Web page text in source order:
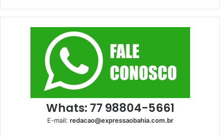
Whats: 77 98804-5661
E-mail: redacao@expressaobahia.com.br